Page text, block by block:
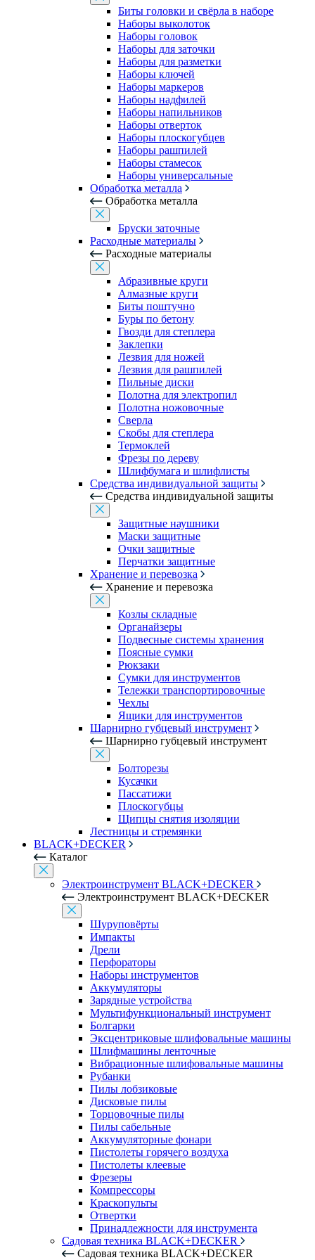
Биты головки и свёрла в наборе
Наборы выколоток
Наборы головок
Наборы для заточки
Наборы для разметки
Наборы ключей
Наборы маркеров
Наборы надфилей
Наборы напильников
Наборы отверток
Наборы плоскогубцев
Наборы рашпилей
Наборы стамесок
Наборы универсальные
Обработка металла
Обработка металла
Бруски заточные
Расходные материалы
Расходные материалы
Абразивные круги
Алмазные круги
Биты поштучно
Буры по бетону
Гвозди для степлера
Заклепки
Лезвия для ножей
Лезвия для рашпилей
Пильные диски
Полотна для электропил
Полотна ножовочные
Сверла
Скобы для степлера
Термоклей
Фрезы по дереву
Шлифбумага и шлифлисты
Средства индивидуальной защиты
Средства индивидуальной защиты
Защитные наушники
Маски защитные
Очки защитные
Перчатки защитные
Хранение и перевозка
Хранение и перевозка
Козлы складные
Органайзеры
Подвесные системы хранения
Поясные сумки
Рюкзаки
Сумки для инструментов
Тележки транспортировочные
Чехлы
Ящики для инструментов
Шарнирно губцевый инструмент
Шарнирно губцевый инструмент
Болторезы
Кусачки
Пассатижи
Плоскогубцы
Щипцы снятия изоляции
Лестницы и стремянки
BLACK+DECKER
Каталог
Электроинструмент BLACK+DECKER
Электроинструмент BLACK+DECKER
Шуруповёрты
Импакты
Дрели
Перфораторы
Наборы инструментов
Аккумуляторы
Зарядные устройства
Мультифункциональный инструмент
Болгарки
Эксцентриковые шлифовальные машины
Шлифмашины ленточные
Вибрационные шлифовальные машины
Рубанки
Пилы лобзиковые
Дисковые пилы
Торцовочные пилы
Пилы сабельные
Аккумуляторные фонари
Пистолеты горячего воздуха
Пистолеты клеевые
Фрезеры
Компрессоры
Краскопульты
Отвертки
Принадлежности для инструмента
Садовая техника BLACK+DECKER
Садовая техника BLACK+DECKER